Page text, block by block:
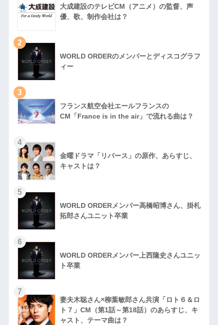
大成建設のテレビCM（アニメ）の監督、声
優、歌、制作会社は？
2
WORLD ORDERのメンバーとディスコグラフ
ィー
3
フランス航空会社エールフランスの
CM「France is in the air」で流れる曲は？
4
金曜ドラマ「リバース」の原作、あらすじ、
キャストは？
5
WORLD ORDERメンバー高橋昭博さん、掛札
拓郎さんユニット卒業
6
WORLD ORDERメンバー上西隆史さんユニッ
ト卒業
7
妻夫木聡さん×柳葉敏郎さん共演「ロト６＆ロ
ト７」CM（第1話～第18話）のあらすじ、キ
ャスト、テーマ曲は？